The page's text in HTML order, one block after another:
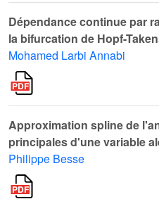
Dépendance continue par
la bifurcation de Hopf-
Mohamed Larbi Annabi
Approximation spline de
principales d'une variable
Philippe Besse